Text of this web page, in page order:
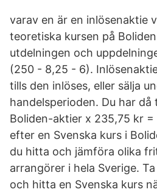
varav en är en inlösenaktie
teoretiska kursen på
utdelningen och
(250 - 8,25 - 6).
tills den inlöses, eller sälja
handelsperioden. Du har då
Boliden-aktier x 235,75 kr
efter en Svenska kurs i
du hitta och jämföra olika
arrangörer i hela Sverige.
och hitta en Svenska kurs